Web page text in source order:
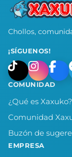
Chollos,
¡SÍGUENOS!
COMUNIDAD
¿Qué es Xaxuko?
Comunidad
Buzón de
EMPRESA